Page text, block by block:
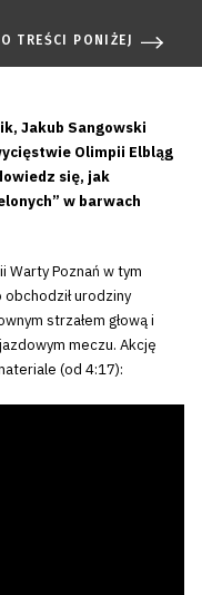
TREŚCI PONIŻEJ
Jakub Sangowski
Olimpii Elbląg
się, jak
w barwach
Warty Poznań w tym
urodziny
strzałem głową i
meczu. Akcję
(od 4:17):